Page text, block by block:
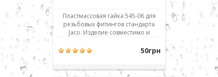
Пластмассовая гайка 545-06 для
резьбовых фитингов стандарта
Jaco. Изделие совместимо и
аналогичными деталями и
фильтрами обратного осмоса
Atoll, Filter1, TGI, Raifil, Zepter,
50грн